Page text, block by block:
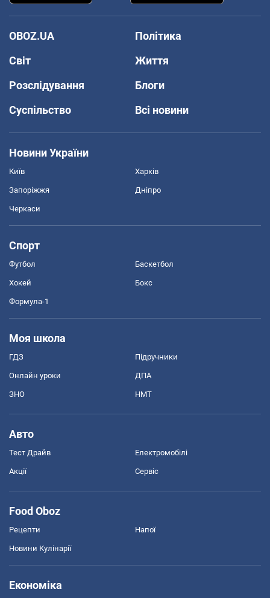
OBOZ.UA
Політика
Світ
Життя
Розслідування
Блоги
Суспільство
Всі новини
Новини України
Київ Харків
Запоріжжя Дніпро
Черкаси
Спорт
Футбол Баскетбол
Хокей Бокс
Формула-1
Моя школа
ГДЗ Підручники
Онлайн уроки ДПА
ЗНО НМТ
Авто
Тест Драйв Електромобілі
Акції Сервіс
Food Oboz
Рецепти Напої
Новини Кулінарії
Економіка